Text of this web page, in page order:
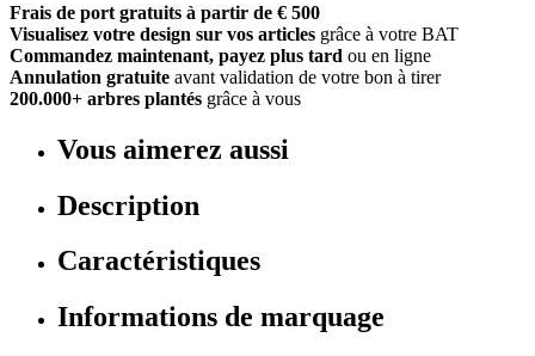
Frais de port gratuits à partir de € 500
Visualisez votre design sur vos articles grâce à votre BAT
Commandez maintenant, payez plus tard ou en ligne
Annulation gratuite avant validation de votre bon à tirer
200.000+ arbres plantés grâce à vous
Vous aimerez aussi
Description
Caractéristiques
Informations de marquage